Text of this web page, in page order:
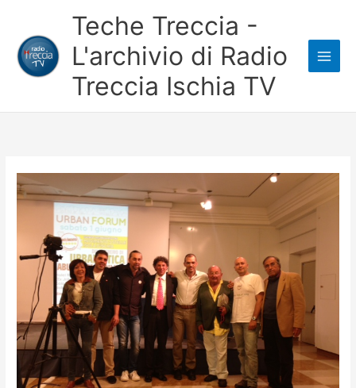
contenuto
Teche Treccia -
L'archivio di Radio
Treccia Ischia TV